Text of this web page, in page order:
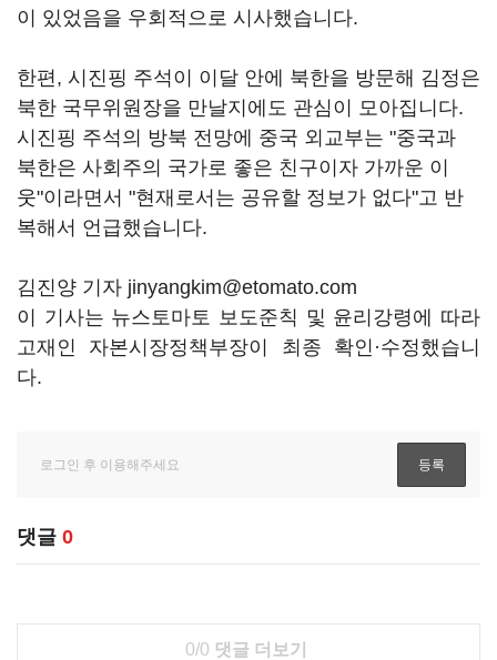
이 있었음을 우회적으로 시사했습니다.
한편, 시진핑 주석이 이달 안에 북한을 방문해 김정은
북한 국무위원장을 만날지에도 관심이 모아집니다.
시진핑 주석의 방북 전망에 중국 외교부는 "중국과
북한은 사회주의 국가로 좋은 친구이자 가까운 이
웃"이라면서 "현재로서는 공유할 정보가 없다"고 반
복해서 언급했습니다.
김진양 기자 jinyangkim@etomato.com
이 기사는 뉴스토마토 보도준칙 및 윤리강령에 따라
고재인 자본시장정책부장이 최종 확인·수정했습니
다.
댓글 0
0/0 댓글 더보기